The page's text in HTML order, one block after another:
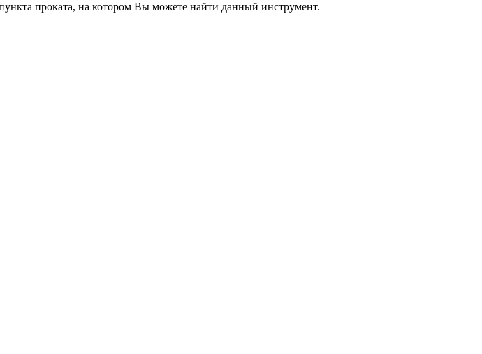
проката, на котором Вы можете найти данный инструмент.